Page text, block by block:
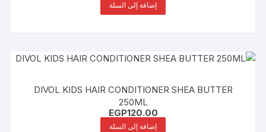
إضافة إلى السلة
DIVOL KIDS HAIR CONDITIONER SHEA BUTTER
250ML
EGP120.00
إضافة إلى السلة